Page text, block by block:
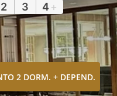
2 3 4 +
2 DORM. + DEPEND.